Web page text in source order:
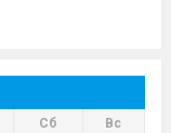
Сб Вс